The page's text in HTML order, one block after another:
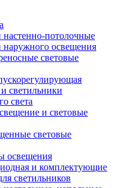
потолочные
наружного освещения
световые
светильники
света
и световые
световые
освещения
и комплектующие
светильников